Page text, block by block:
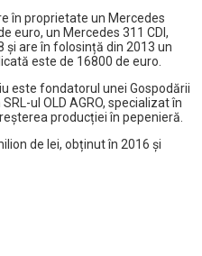
în proprietate un Mercedes
euro, un Mercedes 311 CDI,
și are în folosință din 2013 un
este de 16800 de euro.
este fondatorul unei Gospodării
ul OLD AGRO, specializat în
producției în pepenieră.
de lei, obținut în 2016 și